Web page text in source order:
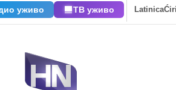
уживо ТВ уживо Latinica